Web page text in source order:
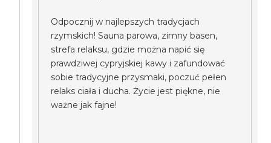
Odpocznij w najlepszych tradycjach
rzymskich! Sauna parowa, zimny basen,
strefa relaksu, gdzie można napić się
prawdziwej cypryjskiej kawy i zafundować
sobie tradycyjne przysmaki, poczuć pełen
relaks ciała i ducha. Życie jest piękne, nie
ważne jak fajne!